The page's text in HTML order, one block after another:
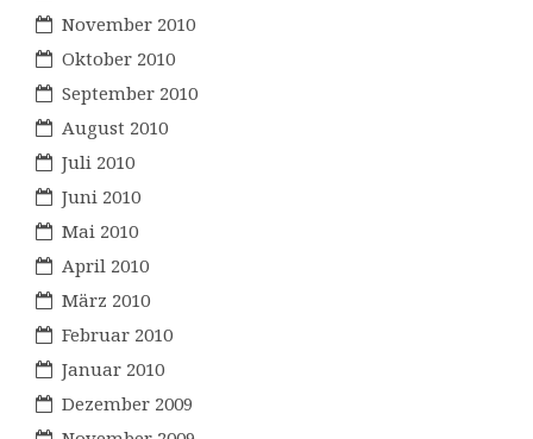
November 2010
Oktober 2010
September 2010
August 2010
Juli 2010
Juni 2010
Mai 2010
April 2010
März 2010
Februar 2010
Januar 2010
Dezember 2009